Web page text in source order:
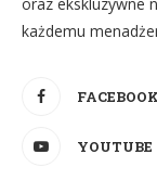
każdemu
FACEBOOK
YOUTUBE